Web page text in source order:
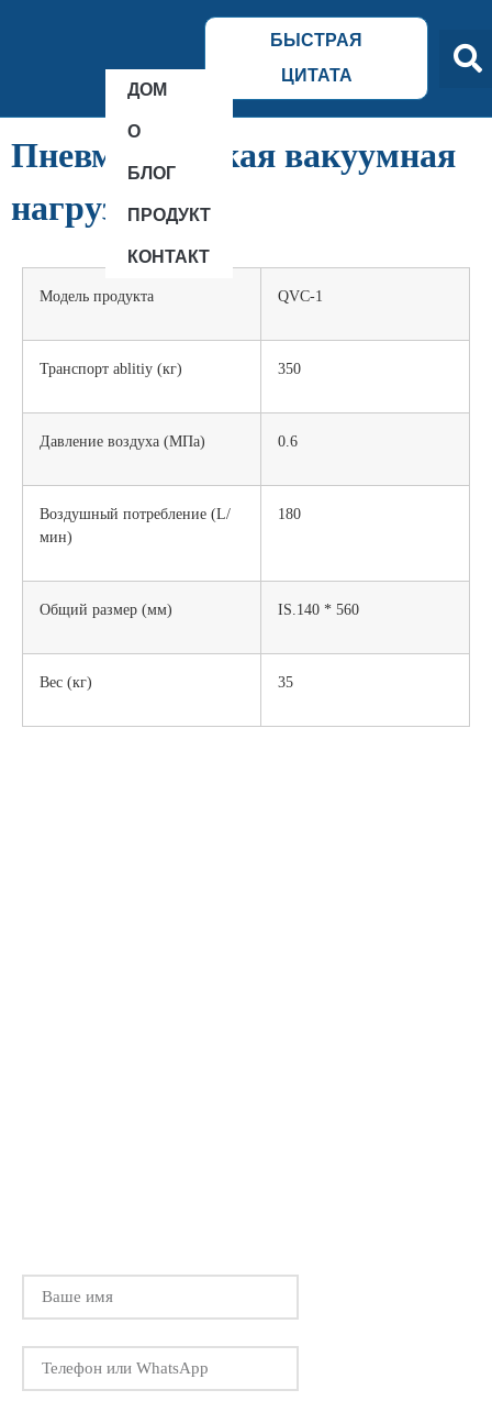
ДОМ
О
БЛОГ
ПРОДУКТ
КОНТАКТ
БЫСТРАЯ
ЦИТАТА
Пневматическая вакуумная
нагрузка
Модель продукта QVC-1
Транспорт ablitiy (кг) 350
Давление воздуха (МПа) 0.6
Воздушный потребление (L/
мин)
180
Общий размер (мм) IS.140 * 560
Вес (кг) 35